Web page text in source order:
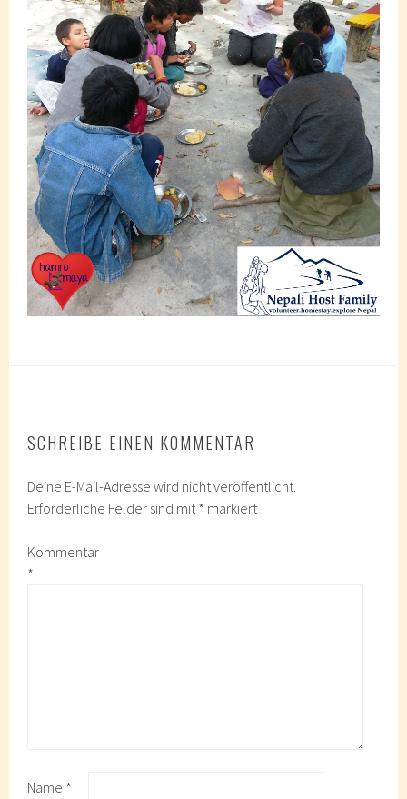
SCHREIBE EINEN KOMMENTAR
Deine E-Mail-Adresse wird nicht veröffentlicht.
Erforderliche Felder sind mit* markiert
Kommentar
*
Name *